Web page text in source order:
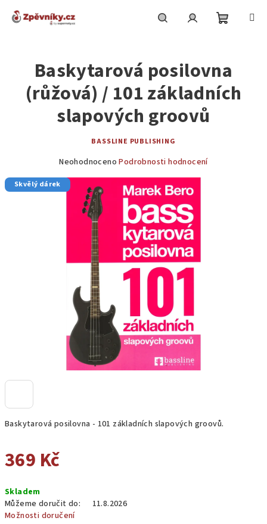
košík
Baskytarová posilovna - 101 základních slapových groovů.
369 Kč
cena:
Skladem
Můžeme doručit do:
11.8.2026
Možnosti doručení
Baskytarová posilovna
(růžová) / 101 základních
slapových groovů
BASSLINE PUBLISHING
Průměrné
produktu
hvězdiček.
Neohodnoceno Podrobnosti hodnocení
Skvělý dárek